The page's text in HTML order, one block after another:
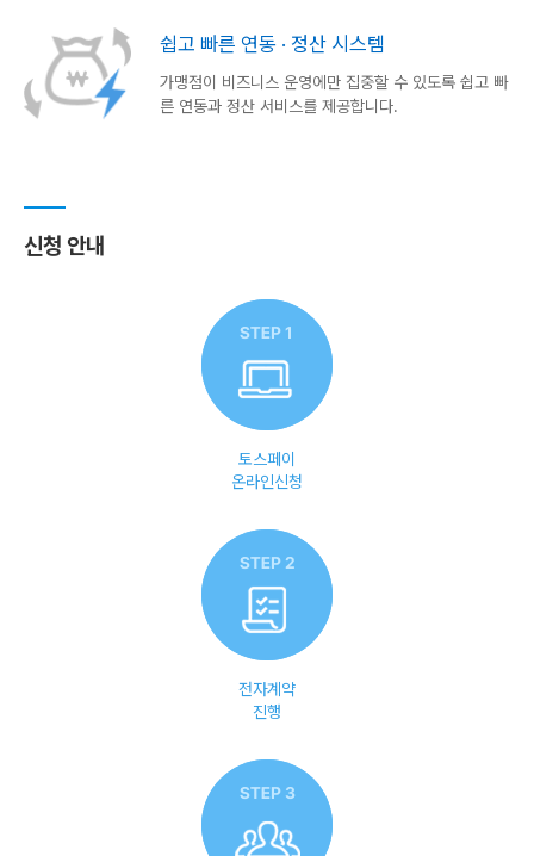
쉽고 빠른 연동 · 정산 시스템
가맹점이 비즈니스 운영에만 집중할 수 있도록 쉽고 빠
른 연동과 정산 서비스를 제공합니다.
신청 안내
토스페이
온라인신청
전자계약
진행